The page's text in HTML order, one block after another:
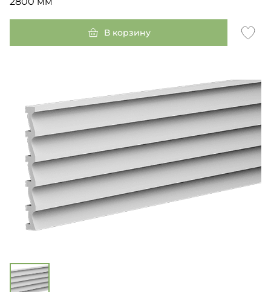
В корзину